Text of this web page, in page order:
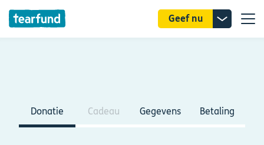
Geef nu
Donatie Cadeau Gegevens Betaling